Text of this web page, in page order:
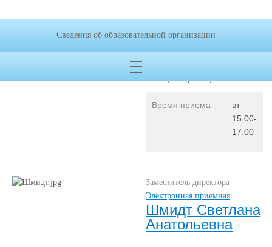
Викторовна
Время приема
вт
15.00-
17.00
Заместитель директора
Электронная приемная
Шмидт Светлана
Анатольевна
Сведения об образовательной организации